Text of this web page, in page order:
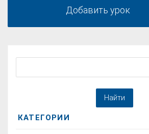
Добавить урок
КАТЕГОРИИ